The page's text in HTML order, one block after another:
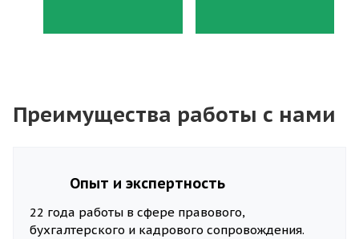
Преимущества работы с нами
Опыт и экспертность
22 года работы в сфере правового,
бухгалтерского и кадрового сопровождения.